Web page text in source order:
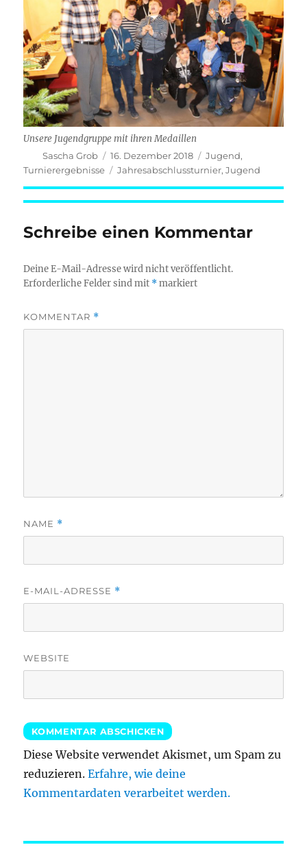
Unsere Jugendgruppe mit ihren Medaillen
Autor
Sascha Grob
Veröffentlicht
am
16. Dezember 2018 Kategorien
Jugend,
Turnierergebnisse
Schlagwörter
Jahresabschlussturnier,Jugend
Schreibe einen Kommentar
Deine E-Mail-Adresse wird nicht veröffentlicht.
Erforderliche Felder sind mit *markiert
KOMMENTAR *
NAME *
E-MAIL-ADRESSE *
WEBSITE
Diese Website verwendet Akismet, um Spam zu
reduzieren.Erfahre, wie deine
Kommentardaten verarbeitet werden.